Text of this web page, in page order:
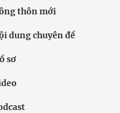
thôn mới
dung chuyên đề
sơ